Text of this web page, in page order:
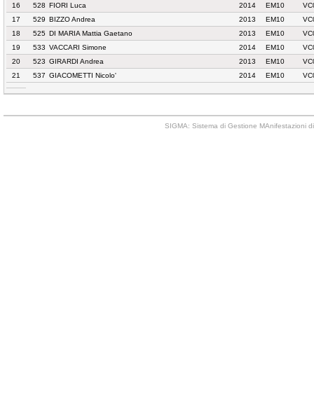
16
528 FIORI Luca 2014 EM10
17
529 BIZZO Andrea 2013 EM10
18
525 DI MARIA Mattia Gaetano 2013 EM10
19
533 VACCARI Simone 2014 EM10
20
523 GIRARDI Andrea 2013 EM10
21
537 GIACOMETTI Nicolo' 2014 EM10
SIGMA: Sistema di Gestione MAnifestazioni